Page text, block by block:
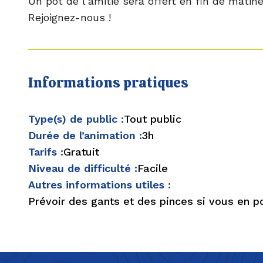
Rejoignez-nous !
Informations pratiques
Type(s) de public :Tout public
Durée de l’animation :3h
Tarifs :Gratuit
Niveau de difficulté :Facile
Autres informations utiles :
Prévoir des gants et des pinces si vous en